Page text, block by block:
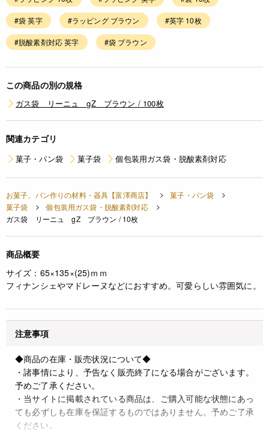
#袋 英字 #ラッピング ブラウン #英字 10枚
#脱酸素剤対応 英字 #袋 ブラウン
この商品の別の規格
ガス袋 リーニュ gZ ブラウン / 100枚
関連カテゴリ
菓子・パン袋 菓子袋 個包装用ガス袋・脱酸素剤対応
お菓子、パン作りの材料・器具【富澤商店】
菓子・パン袋
菓子袋
個包装用ガス袋・脱酸素剤対応
ガス袋 リーニュ gZ ブラウン / 10枚
商品概要
サイズ：65×135×(25)ｍｍ
フィナンシェやマドレーヌなどにおすすめ。可愛らしい雰囲気に。
注意事項
◆商品の在庫・販売状況について◆
・諸事情により、予告なく販売終了になる場合がございます。
予めご了承ください。
・当サイトに掲載されている商品は、ご購入可能な状態にあっ
ても必ずしも在庫を保証するものではありません。予めご了承
ください。